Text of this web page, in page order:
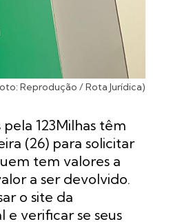
Reprodução / Rota Jurídica)
123Milhas têm
(26) para solicitar
tem valores a
a ser devolvido.
o site da
e verificar se seus